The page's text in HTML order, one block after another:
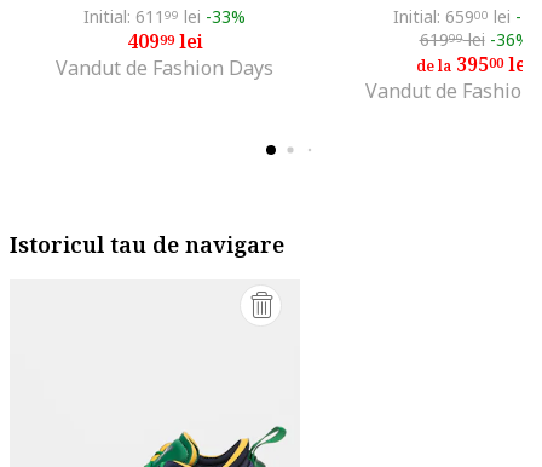
Initial: 611 99 lei -33%
40999lei
Vandut de Fashion Days
Initial: 65900 lei -
61999lei -36%
de la 39500lei
Vandut de Fashion
Istoricul tau de navigare